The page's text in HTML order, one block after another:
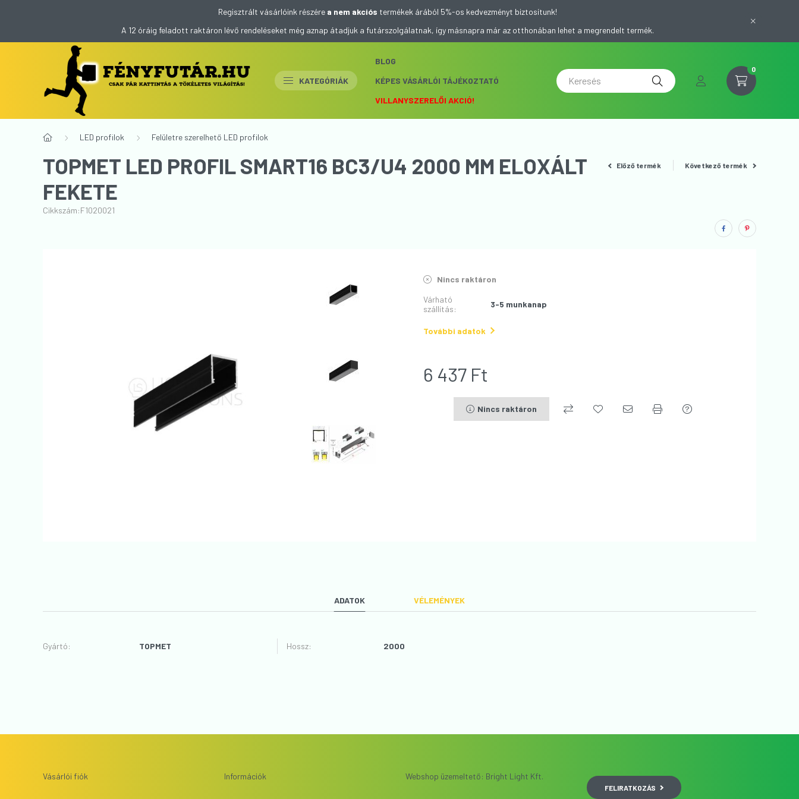
Regisztrált vásárlóink részére a nem akciós termékek árából 5%-os kedvezményt biztosítunk!
A 12 óráig feladott raktáron lévő rendeléseket még aznap átadjuk a futárszolgálatnak, így másnapra már az otthonában lehet a megrendelt termék.
KATEGÓRIÁK
BLOG
KÉPES VÁSÁRLÓI TÁJÉKOZTATÓ
VILLANYSZERELŐI AKCIÓ!
0
LED profilok Felületre szerelhető LED profilok
Előző termék Következő termék
TOPMET LED PROFIL SMART16 BC3/U4 2000 MM ELOXÁLT
FEKETE
Cikkszám:F1020021
Nincs raktáron
Várható
szállítás: 3-5 munkanap
További adatok
6 437 Ft
Nincs raktáron
ADATOK VÉLEMÉNYEK
Gyártó: TOPMET Hossz: 2000
Vásárlói fiók Információk Webshop üzemeltető: Bright Light Kft.
FELIRATKOZÁS